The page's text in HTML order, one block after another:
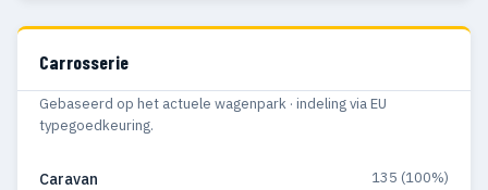
Carrosserie
Gebaseerd op het actuele wagenpark · indeling via EU
typegoedkeuring.
Caravan 135 (100%)